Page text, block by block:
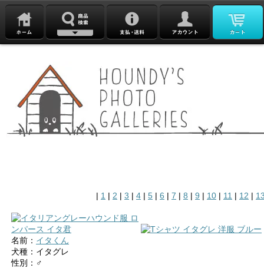
| 1 | 2 | 3 | 4 | 5 | 6 | 7 | 8 | 9 | 10 | 11 | 12 |
名前： イタくん
犬種：イタグレ
性別：♂